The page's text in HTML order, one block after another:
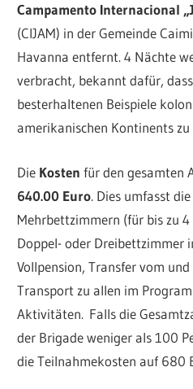
Campamento Internacional
(CIJAM) in der Gemeinde
Havanna entfernt. 4 Nächte
verbracht, bekannt dafür,
besterhaltenen Beispiele
amerikanischen Kontinents
Die Kosten für den gesamten
640.00 Euro. Dies umfasst
Mehrbettzimmern (für bis zu 4
Doppel- oder Dreibettzimmer
Vollpension, Transfer vom
Transport zu allen im
Aktivitäten. Falls die
der Brigade weniger als 100
die Teilnahmekosten auf 680